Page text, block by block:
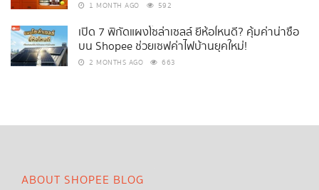
1 MONTH AGO 592
เปิด 7 พิกัดแผงโซล่าเซลล์ ยี่ห้อไหนดี? คุ้มค่าน่าซื้อ
บน Shopee ช่วยเซฟค่าไฟบ้านยุคใหม่!
2 MONTHS AGO 663
ABOUT SHOPEE BLOG